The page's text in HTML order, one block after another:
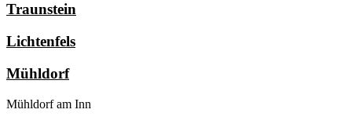
Traunstein
Lichtenfels
Mühldorf
Mühldorf am Inn